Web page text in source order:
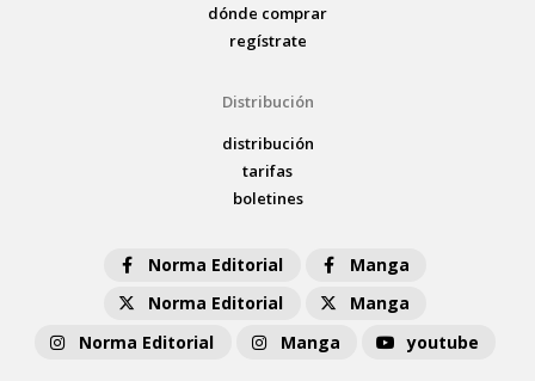
dónde comprar
regístrate
Distribución
distribución
tarifas
boletines
Norma Editorial
Manga
Norma Editorial
Manga
Norma Editorial
Manga youtube